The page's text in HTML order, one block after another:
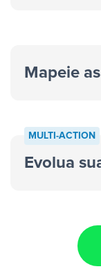
“A
Mapeie
MULTI-ACTION
Evolua